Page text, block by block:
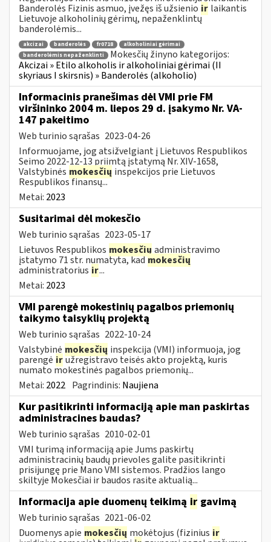
Banderolės Fizinis asmuo, įvežęs iš užsienio ir laikantis
Lietuvoje alkoholinių gėrimų, nepaženklintų
banderolėmis...
akcizai banderolės fr0718
alkoholiniai gėrimai
banderolėmis nepaženklinti
Mokesčių žinyno kategorijos:
Akcizai » Etilo alkoholis ir alkoholiniai gėrimai (II
skyriaus I skirsnis) » Banderolės (alkoholio)
Informacinis pranešimas dėl VMI prie FM
viršininko 2004 m. liepos 29 d. įsakymo Nr. VA-
147 pakeitimo
Web turinio sąrašas 2023-04-26
Informuojame, jog atsižvelgiant į Lietuvos Respublikos
Seimo 2022-12-13 priimtą įstatymą Nr. XIV-1658,
Valstybinės mokesčių inspekcijos prie Lietuvos
Respublikos finansų...
Metai: 2023
Susitarimai dėl mokesčio
Web turinio sąrašas 2023-05-17
Lietuvos Respublikos mokesčių administravimo
įstatymo 71 str. numatyta, kadmokesčių
administratorius ir...
Metai: 2023
VMI parengė mokestinių pagalbos priemonių
taikymo taisyklių projektą
Web turinio sąrašas 2022-10-24
Valstybinė mokesčių inspekcija (VMI) informuoja, jog
parengė iružregistravo teisės akto projektą, kuris
numato mokestinės pagalbos priemonių...
Metai: 2022 Pagrindinis: Naujiena
Kur pasitikrinti informaciją apie man paskirtas
administracines baudas?
Web turinio sąrašas 2010-02-01
VMI turimą informaciją apie Jums paskirtų
administracinių baudų prievoles galite pasitikrinti
prisijungę prie Mano VMI sistemos. Pradžios lango
skiltyje Mokesčiai ir baudos rasite aktualią...
Informacija apie duomenų teikimą ir gavimą
Web turinio sąrašas 2021-06-02
Duomenys apie mokesčių mokėtojus (fizinius ir